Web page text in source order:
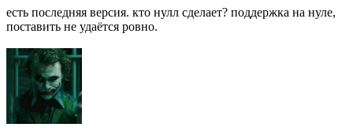
есть последняя версия. кто нулл сделает? поддержка на нуле,
поставить не удаётся ровно.